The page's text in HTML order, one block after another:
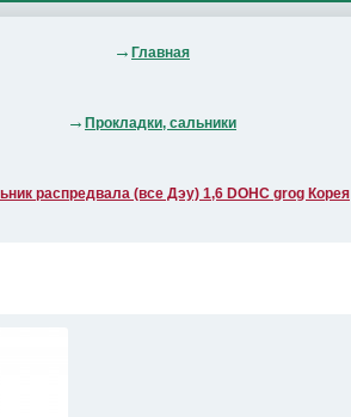
Главная
Прокладки, сальники
распредвала (все Дэу) 1,6 DOHC grog Корея